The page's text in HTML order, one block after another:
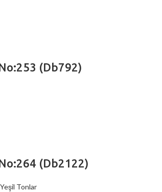
(Db792)
(Db2122)
Yeşil Tonlar